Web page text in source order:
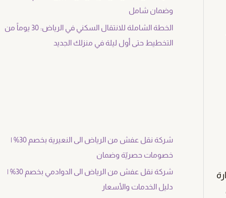
وضمان شامل
الخطة الشاملة للانتقال السكني في الرياض: 30 يوماً من
التخطيط حتى أول ليلة في منزلك الجديد
شركة نقل عفش من الرياض الى النعيرية بخصم 30% |
خصومات حصريّة وضمان
شركة نقل عفش من الرياض الى الدوادمي بخصم 30% |
دليل الخدمات والأسعار